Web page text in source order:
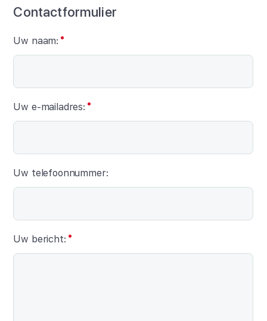
Contactformulier
Uw naam:
Uw e-mailadres:
Uw telefoonnummer:
Uw bericht: